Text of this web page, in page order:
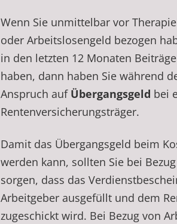
Wenn Sie unmittelbar vor
oder Arbeitslosengeld bezogen
in den letzten 12 Monaten
haben, dann haben Sie während
Anspruch auf Übergangsgeld bei
Rentenversicherungsträger.
Damit das Übergangsgeld beim
werden kann, sollten Sie bei
sorgen, dass das
Arbeitgeber ausgefüllt und dem
zugeschickt wird. Bei Bezug von